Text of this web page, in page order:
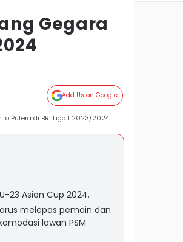
Gegara
Add Us on Google
Putera di BRI Liga 1 2023/2024
23 Asian Cup 2024.
melepas pemain dan
lawan PSM